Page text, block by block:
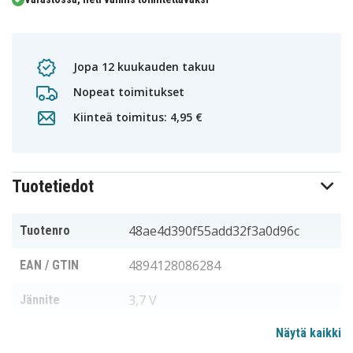
Jopa 12 kuukauden takuu
Nopeat toimitukset
Kiinteä toimitus: 4,95 €
Tuotetiedot
Tuotenro 48ae4d390f55add32f3a0d96c
EAN / GTIN 4894128086284
Jännite 3,7 V
Näytä kaikki